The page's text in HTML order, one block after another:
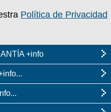
Política de Privacidad
+info